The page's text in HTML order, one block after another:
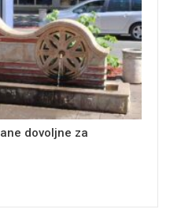
dovoljne za